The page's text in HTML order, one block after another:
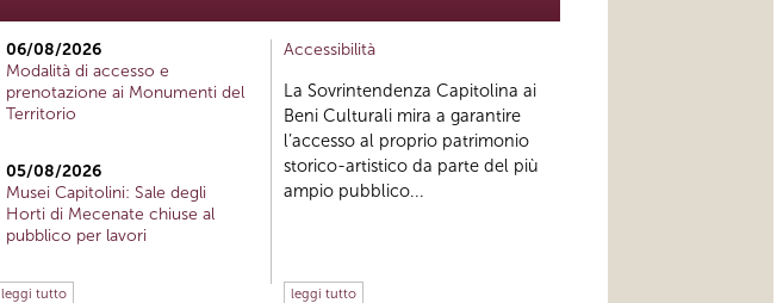
06/08/2026
Modalità di accesso e
prenotazione ai Monumenti del
Territorio
05/08/2026
Musei Capitolini: Sale degli
Horti di Mecenate chiuse al
pubblico per lavori
leggi tutto
Accessibilità
La Sovrintendenza Capitolina ai
Beni Culturali mira a garantire
l’accesso al proprio patrimonio
storico-artistico da parte del più
ampio pubblico...
leggi tutto